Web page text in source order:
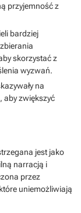
przyjemność z
bardziej
skorzystać z
wyzwań.
na
aby zwiększyć
jest jako
narracją i
przez
uniemożliwiają